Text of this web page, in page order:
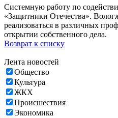
Системную работу по
«Защитники Отечества».
реализоваться в различных
открытии собственного дела.
Возврат к списку
Лента новостей
Общество
Культура
ЖКХ
Происшествия
Экономика